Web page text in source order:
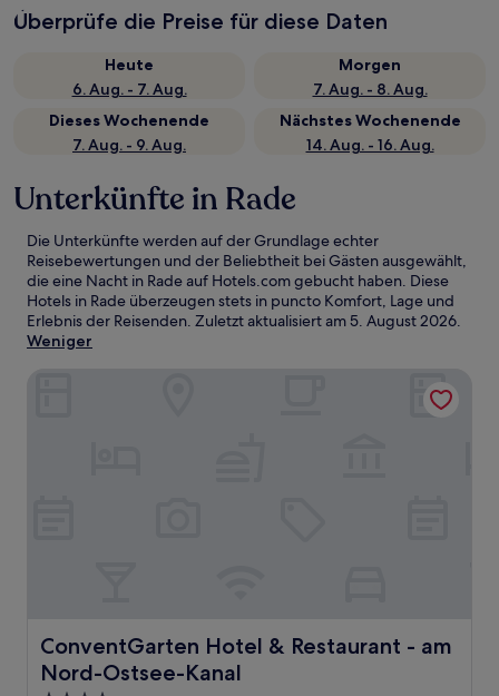
Überprüfe die Preise für diese Daten
Heute
6. Aug. - 7. Aug.
Morgen
7. Aug. - 8. Aug.
Dieses Wochenende
7. Aug. - 9. Aug.
Nächstes Wochenende
14. Aug. - 16. Aug.
Unterkünfte in Rade
Die Unterkünfte werden auf der Grundlage echter
Reisebewertungen und der Beliebtheit bei Gästen ausgewählt,
die eine Nacht in Rade auf Hotels.com gebucht haben. Diese
Hotels in Rade überzeugen stets in puncto Komfort, Lage und
Erlebnis der Reisenden. Zuletzt aktualisiert am5. August 2026.
Weniger
ConventGarten Hotel & Restaurant - am
Nord-Ostsee-Kanal
ConventGarten Hotel & Restaurant - am Nord-Ostsee-
ConventGarten Hotel & Restaurant - am Nord-Ostsee-